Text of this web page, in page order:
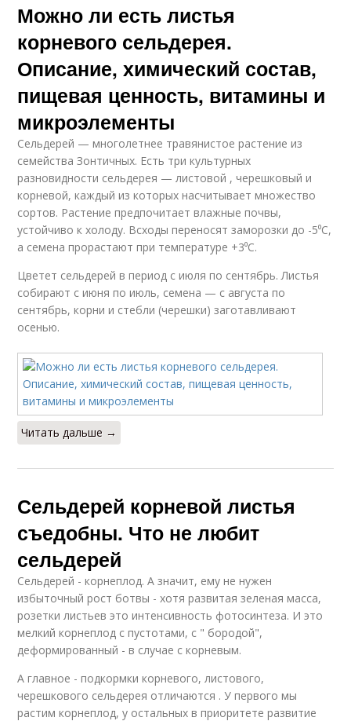
Можно ли есть листья
корневого сельдерея.
Описание, химический состав,
пищевая ценность, витамины и
микроэлементы
Сельдерей — многолетнее травянистое растение из
семейства Зонтичных. Есть три культурных
разновидности сельдерея — листовой , черешковый и
корневой, каждый из которых насчитывает множество
сортов. Растение предпочитает влажные почвы,
устойчиво к холоду. Всходы переносят заморозки до -5⁰С,
а семена прорастают при температуре +3⁰С.
Цветет сельдерей в период с июля по сентябрь. Листья
собирают с июня по июль, семена — с августа по
сентябрь, корни и стебли (черешки) заготавливают
осенью.
Читать дальше →
Сельдерей корневой листья
съедобны. Что не любит
сельдерей
Сельдерей - корнеплод. А значит, ему не нужен
избыточный рост ботвы - хотя развитая зеленая масса,
розетки листьев это интенсивность фотосинтеза. И это
мелкий корнеплод с пустотами, с " бородой",
деформированный - в случае с корневым.
А главное - подкормки корневого, листового,
черешкового сельдерея отличаются . У первого мы
растим корнеплод, у остальных в приоритете развитие